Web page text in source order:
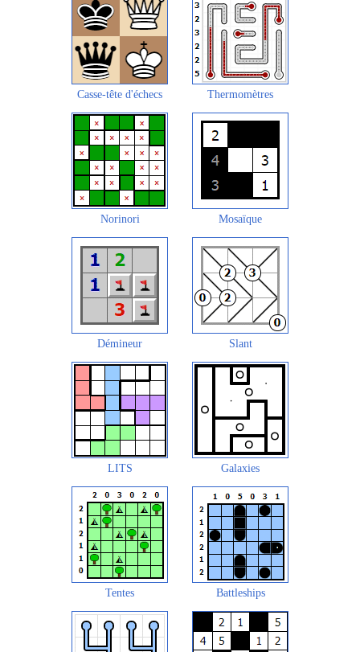
Casse-tête d'échecs Thermomètres
Norinori Mosaïque
Démineur Slant
LITS Galaxies
Tentes Battleships